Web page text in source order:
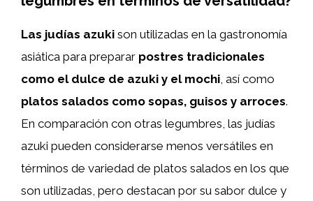
Las judías azuki son utilizadas en la gastronomía
asiática para preparar postres tradicionales
como el dulce de azuki y el mochi , así como
platos salados como sopas, guisos y arroces.
En comparación con otras legumbres, las judías
azuki pueden considerarse menos versátiles en
términos de variedad de platos salados en los que
son utilizadas, pero destacan por su sabor dulce y